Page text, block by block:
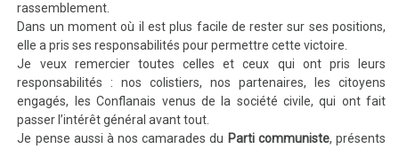
rassemblement.
Dans un moment où il est plus facile de rester sur ses positions,
elle a pris ses responsabilités pour permettre cette victoire.
Je veux remercier toutes celles et ceux qui ont pris leurs
responsabilités : nos colistiers, nos partenaires, les citoyens
engagés, les Conflanais venus de la société civile, qui ont fait
passer l’intérêt général avant tout.
Je pense aussi à nos camarades du Parti communiste, présents